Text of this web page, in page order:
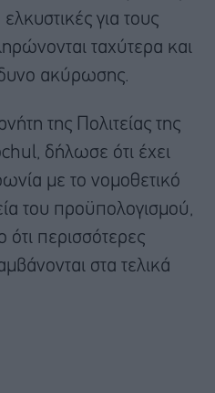
για τους
ταχύτερα και
ακύρωσης.
της Πολιτείας της
δήλωσε ότι έχει
με το νομοθετικό
του προϋπολογισμού,
ότι περισσότερες
στα τελικά